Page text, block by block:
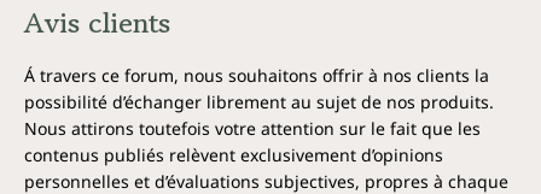
Avis clients
Á travers ce forum, nous souhaitons offrir à nos clients la
possibilité d’échanger librement au sujet de nos produits.
Nous attirons toutefois votre attention sur le fait que les
contenus publiés relèvent exclusivement d’opinions
personnelles et d’évaluations subjectives, propres à chaque